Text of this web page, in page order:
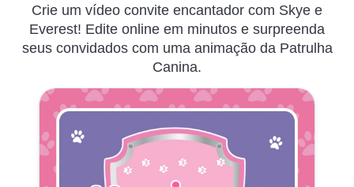
Crie um vídeo convite encantador com Skye e
Everest! Edite online em minutos e surpreenda
seus convidados com uma animação da Patrulha
Canina.